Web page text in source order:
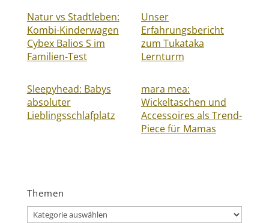
Natur vs Stadtleben:
Kombi-Kinderwagen
Cybex Balios S im
Familien-Test
Unser
Erfahrungsbericht
zum Tukataka
Lernturm
Sleepyhead: Babys
absoluter
Lieblingsschlafplatz
mara mea:
Wickeltaschen und
Accessoires als Trend-
Piece für Mamas
Themen
Themen